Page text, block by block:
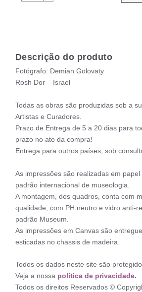
Descrição do produto
Fotógrafo: Demian Golovaty
Rosh Dor – Israel
Todas as obras são produzidas sob a
Artistas e Curadores.
Prazo de Entrega de 5 a 20 dias para
prazo no ato da compra!
Entrega para outros países, sob
As impressões são realizadas em
padrão internacional de museologia.
A montagem, dos quadros, conta com
qualidade, com PH neutro e vidro anti-
padrão Museum.
As impressões em Canvas são
esticadas no chassis de madeira.
Todos os dados neste site são
Veja a nossa política de privacidade.
Todos os direitos Reservados ©